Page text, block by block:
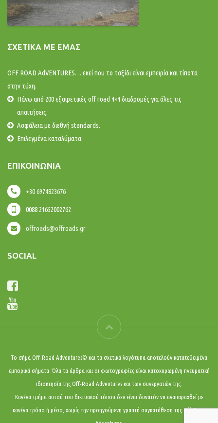
ΣΧΕΤΙΚΆ ΜΕ ΕΜΆΣ
OFF ROAD AdVENTURES… εκεί που το ταξίδι είναι εμπειρία και τίποτα
στην τύχη.
Πάνω από 200 εξαιρετικές off road 4×4 διαδρομές για όλες τις
απαιτήσεις.
Ασφάλεια με διεθνή standards.
Επιλεγμένα καταλύματα.
ΕΠΙΚΟΙΝΩΝΊΑ
+30 6974823676
0088 21652002762
offroads@offroads.gr
SOCIAL
Το σήμα Off-Road Adventures© και τα σχετικά λογότυπα αποτελούν κατατεθειμένα
εμπορικά σήματα. Όλα τα άρθρα και οι φωτογραφίες είναι κατοχυρωμένη πνευματική
ιδιοκτησία της Off-Road Adventures και των συνεργατών της.
Κανένα τμήμα αυτού του δικτυακού τόπου δεν είναι δυνατόν να αναπαραχθεί με
κανένα τρόπο ή μέσο, χωρίς την προηγούμενη γραπτή συγκατάθεση της Off-Road